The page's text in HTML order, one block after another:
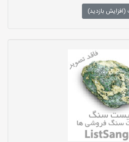
بازدید)